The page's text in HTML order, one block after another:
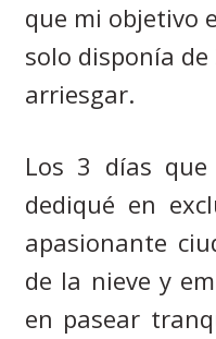
que mi objetivo
solo disponía
arriesgar.
Los 3 días
dediqué en
apasionante
de la nieve y
en pasear